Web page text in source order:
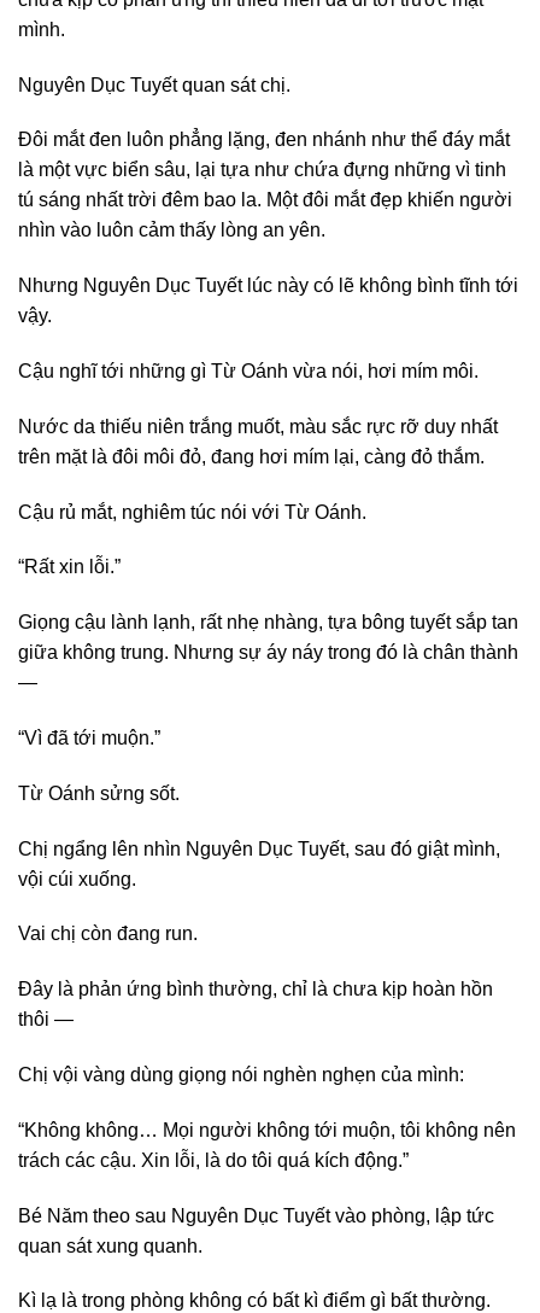
mình.
Nguyên Dục Tuyết quan sát chị.
Đôi mắt đen luôn phẳng lặng, đen nhánh như thể đáy mắt
là một vực biển sâu, lại tựa như chứa đựng những vì tinh
tú sáng nhất trời đêm bao la. Một đôi mắt đẹp khiến người
nhìn vào luôn cảm thấy lòng an yên.
Nhưng Nguyên Dục Tuyết lúc này có lẽ không bình tĩnh tới
vậy.
Cậu nghĩ tới những gì Từ Oánh vừa nói, hơi mím môi.
Nước da thiếu niên trắng muốt, màu sắc rực rỡ duy nhất
trên mặt là đôi môi đỏ, đang hơi mím lại, càng đỏ thắm.
Cậu rủ mắt, nghiêm túc nói với Từ Oánh.
“Rất xin lỗi.”
Giọng cậu lành lạnh, rất nhẹ nhàng, tựa bông tuyết sắp tan
giữa không trung. Nhưng sự áy náy trong đó là chân thành
—
“Vì đã tới muộn.”
Từ Oánh sửng sốt.
Chị ngẩng lên nhìn Nguyên Dục Tuyết, sau đó giật mình,
vội cúi xuống.
Vai chị còn đang run.
Đây là phản ứng bình thường, chỉ là chưa kịp hoàn hồn
thôi —
Chị vội vàng dùng giọng nói nghèn nghẹn của mình:
“Không không… Mọi người không tới muộn, tôi không nên
trách các cậu. Xin lỗi, là do tôi quá kích động.”
Bé Năm theo sau Nguyên Dục Tuyết vào phòng, lập tức
quan sát xung quanh.
Kì lạ là trong phòng không có bất kì điểm gì bất thường.